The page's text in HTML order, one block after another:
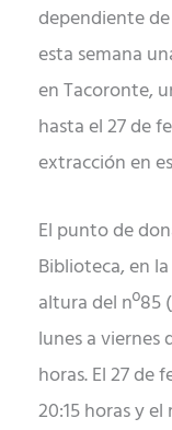
dependiente
esta semana
en Tacoronte,
hasta el 27 de
extracción en
El punto de
Biblioteca, en
altura del nº85
lunes a viernes
horas. El 27 de
20:15 horas y